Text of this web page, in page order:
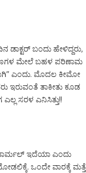
ಡಾಕ್ಟರ್ ಬಂದು ಹೇಳಿದ್ದರು,
ಮೇಲೆ ಬಹಳ ಪರಿಣಾಮ
ಎಂದು. ಮೊದಲ ಕೀಮೋ
ಇರುವಂತೆ ತಾಕೀತು ಕೂಡ
ಸರಳ ಎನಿಸಿತ್ತು!!
ನಾರ್ಮಲ್ ಇದೆಯಾ ಎಂದು
ಒಂದೇ ವಾರಕ್ಕೆ ಮತ್ತೆ